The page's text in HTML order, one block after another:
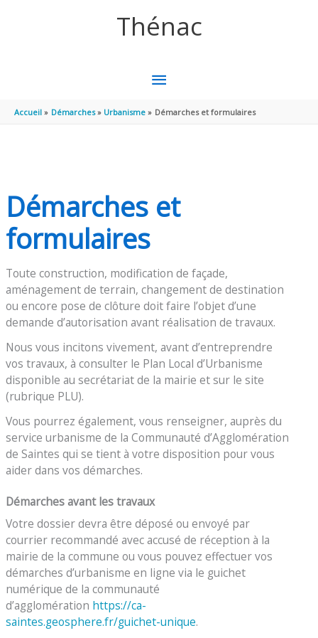
Thénac
MENU
PRINCIPAL
Accueil Démarches Urbanisme Démarches et formulaires
Démarches et
formulaires
Toute construction, modification de façade,
aménagement de terrain, changement de destination
ou encore pose de clôture doit faire l’objet d’une
demande d’autorisation avant réalisation de travaux.
Nous vous incitons vivement, avant d’entreprendre
vos travaux, à consulter le Plan Local d’Urbanisme
disponible au secrétariat de la mairie et sur le site
(rubrique PLU).
Vous pourrez également, vous renseigner, auprès du
service urbanisme de la Communauté d’Agglomération
de Saintes qui se tient à votre disposition pour vous
aider dans vos démarches.
Démarches avant les travaux
Votre dossier devra être déposé ou envoyé par
courrier recommandé avec accusé de réception à la
mairie de la commune ou vous pouvez effectuer vos
démarches d’urbanisme en ligne via le guichet
numérique de la communauté
d’agglomération https://ca-
saintes.geosphere.fr/guichet-unique.